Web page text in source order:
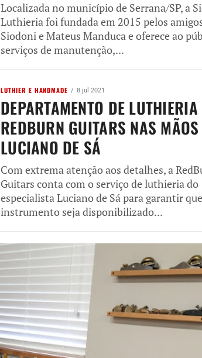
Localizada no município de Serrana/SP, a
Luthieria foi fundada em 2015 pelos
Siodoni e Mateus Manduca e oferece ao
serviços de manutenção,...
LUTHIER E HANDMADE 8 jul 2021
DEPARTAMENTO DE
REDBURN GUITARS NAS
LUCIANO DE SÁ
Com extrema atenção aos detalhes, a
Guitars conta com o serviço de luthieria do
especialista Luciano de Sá para garantir
instrumento seja disponibilizado...